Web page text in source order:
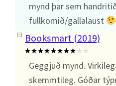
mynd þar sem
fullkomið/gallalaust
Booksmart (2019)
Geggjuð mynd.
skemmtileg. Góðar